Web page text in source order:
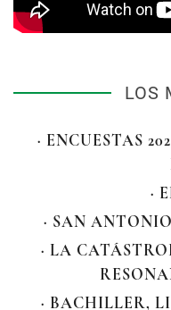
LOS
· ENCUESTAS
·
· SAN
· LA
· BACHILLER,